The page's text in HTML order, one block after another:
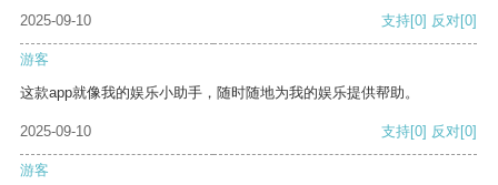
2025-09-10
支持[0] 反对[0]
游客
这款app就像我的娱乐小助手，随时随地为我的娱乐提供帮助。
2025-09-10 支持[0] 反对[0]
游客